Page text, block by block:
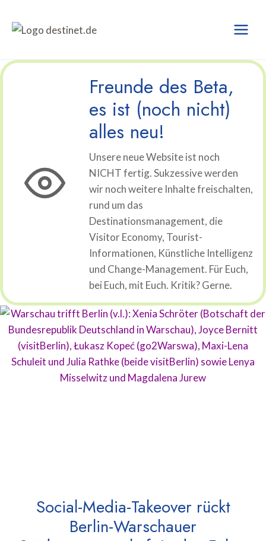
Inhalt
springen
Freunde des Beta,
es ist (noch nicht)
alles neu!
Unsere neue Website ist noch
NICHT fertig. Sukzessive werden
wir noch weitere Inhalte freischalten,
rund um das
Destinationsmanagement, die
Visitor Economy, Tourist-
Informationen, Künstliche Intelligenz
und Change-Management. Für Euch,
bei Euch, mit Euch. Kritik? Gerne.
Social-Media-Takeover rückt
Berlin-Warschauer